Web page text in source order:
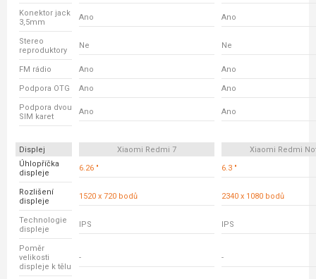
Konektor jack
3,5mm
Ano Ano
Stereo
reproduktory
Ne Ne
FM rádio Ano Ano
Podpora OTG Ano Ano
Podpora dvou
SIM karet
Ano Ano
Displej Xiaomi Redmi 7
Xiaomi Redmi
Úhlopříčka
displeje
6.26 " 6.3 "
Rozlišení
displeje
1520 x 720 bodů 2340 x 1080 bodů
Technologie
displeje
IPS IPS
Poměr
velikosti
displeje k tělu
- -